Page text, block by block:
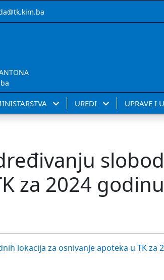
UREDI UPRAVE I
za 2024 godinu
lokacija za osnivanje apoteka u TK za